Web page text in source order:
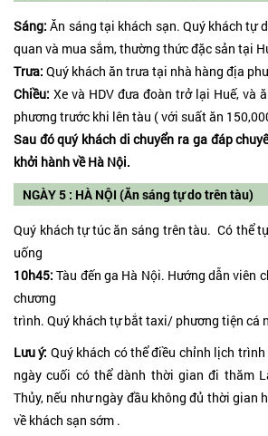
Sáng: Ăn sáng tại khách sạn. Quý khách tự
quan và mua sắm, thường thức đặc sản tại
Trưa: Quý khách ăn trưa tại nhà hàng địa
Chiều: Xe và HDV đưa đoàn trở lại Huế, và
phương trước khi lên tàu ( với suất ăn
Sau đó quý khách di chuyển ra ga đáp
khởi hành về Hà Nội.
NGÀY 5 : HÀ NỘI (Ăn sáng tự do trên tàu)
Quý khách tự túc ăn sáng trên tàu. Có thể
uống
10h45: Tàu đến ga Hà Nội. Hướng dẫn viên
chương
trình. Quý khách tự bắt taxi/ phương tiện cá
Lưu ý: Quý khách có thể điều chỉnh lịch
ngày cuối có thể dành thời gian đi thăm
Thủy, nếu như ngày đầu không đủ thời gian
về khách sạn sớm .